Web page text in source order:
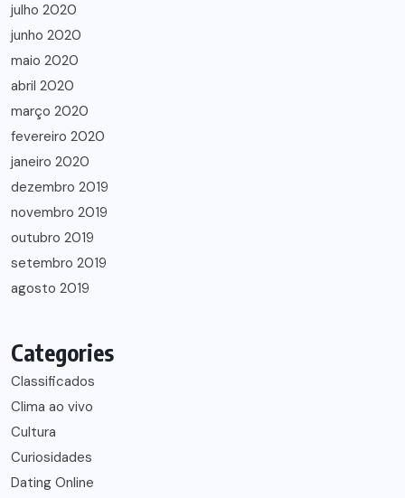
julho 2020
junho 2020
maio 2020
abril 2020
março 2020
fevereiro 2020
janeiro 2020
dezembro 2019
novembro 2019
outubro 2019
setembro 2019
agosto 2019
Categories
Classificados
Clima ao vivo
Cultura
Curiosidades
Dating Online